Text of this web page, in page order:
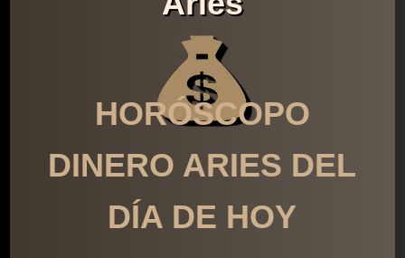
HORÓSCOPO
DINERO ARIES DEL
DÍA DE HOY